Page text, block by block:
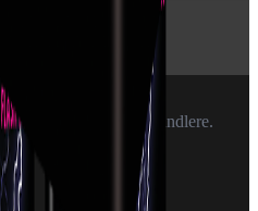
— til private og forhandlere.